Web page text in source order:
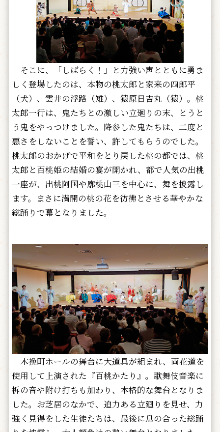
そこに、「しばらく！」と力強い声とともに勇ま
しく登場したのは、本物の桃太郎と家来の四郎平
（犬）、雲井の浮路（雉）、猿原日吉丸（猿）。桃
太郎一行は、鬼たちとの激しい立廻りの末、とうと
う鬼をやっつけました。降参した鬼たちは、二度と
悪さをしないことを誓い、許してもらうのでした。
桃太郎のおかげで平和をとり戻した桃の都では、桃
太郎と百桃姫の結婚の宴が開かれ、都で人気の出桃
一座が、出桃阿国や廓桃山三を中心に、舞を披露し
ます。まさに満開の桃の花を彷彿とさせる華やかな
総踊りで幕となりました。
木挽町ホールの舞台に大道具が組まれ、両花道を
使用して上演された『百桃かたり』。歌舞伎音楽に
柝の音や附け打ちも加わり、本格的な舞台となりま
した。お芝居のなかで、迫力ある立廻りを見せ、力
強く見得をした生徒たちは、最後に息の合った総踊